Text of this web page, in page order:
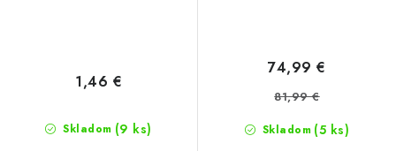
Skladom (9 ks)
1,46 €
Skladom (5 ks)
74,99 €
81,99 €